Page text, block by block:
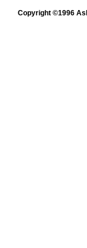
Copyright ©1996